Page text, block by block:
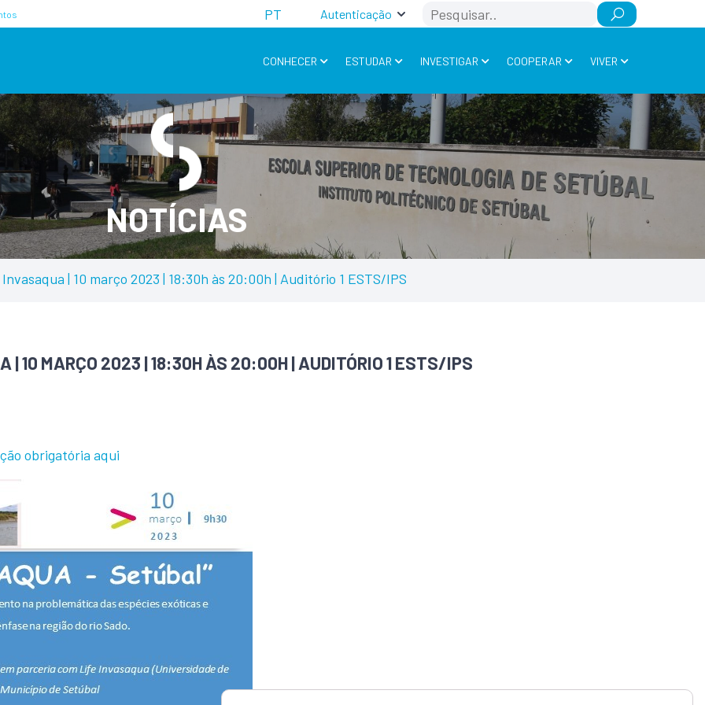
PT Autenticação Search
CONHECER ESTUDAR INVESTIGAR COOPERAR VIVER
NOTÍCIAS
| 10 março 2023 | 18:30h às 20:00h | Auditório 1 ESTS/IPS
| 10 MARÇO 2023 | 18:30H ÀS 20:00H | AUDITÓRIO 1 ESTS/IPS
obrigatória aqui